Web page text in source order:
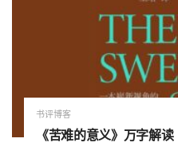
书评博客
《苦难的意义》万字解